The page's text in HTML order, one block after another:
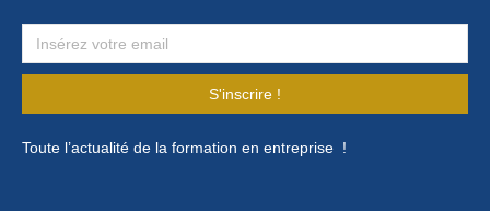
S'inscrire !
Toute l’actualité de la formation en entreprise !